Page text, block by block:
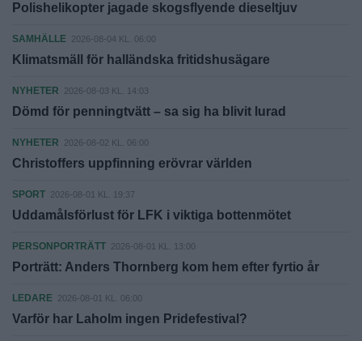
Polishelikopter jagade skogsflyende dieseltjuv
SAMHÄLLE 2026-08-04 KL. 06:00
Klimatsmäll för halländska fritidshusägare
NYHETER 2026-08-03 KL. 14:03
Dömd för penningtvätt – sa sig ha blivit lurad
NYHETER 2026-08-02 KL. 06:00
Christoffers uppfinning erövrar världen
SPORT 2026-08-01 KL. 19:37
Uddamålsförlust för LFK i viktiga bottenmötet
PERSONPORTRÄTT 2026-08-01 KL. 13:00
Porträtt: Anders Thornberg kom hem efter fyrtio år
LEDARE 2026-08-01 KL. 06:00
Varför har Laholm ingen Pridefestival?